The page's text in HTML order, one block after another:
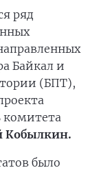
ряд
Байкал и
(БПТ),
комитета
Кобылкин.
было